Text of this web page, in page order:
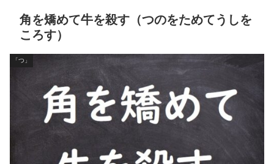
角を矯めて牛を殺す（つのをためてうしを
ころす）
「つ」